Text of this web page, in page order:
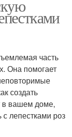
часть
Она помогает
создать
в вашем доме,
с лепестками роз